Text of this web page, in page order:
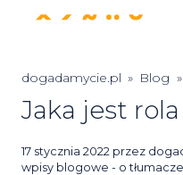
dogadamycie.pl » Blog »
Jaka jest
Posted
on
17 stycznia 2022 przez
wpisy blogowe - o